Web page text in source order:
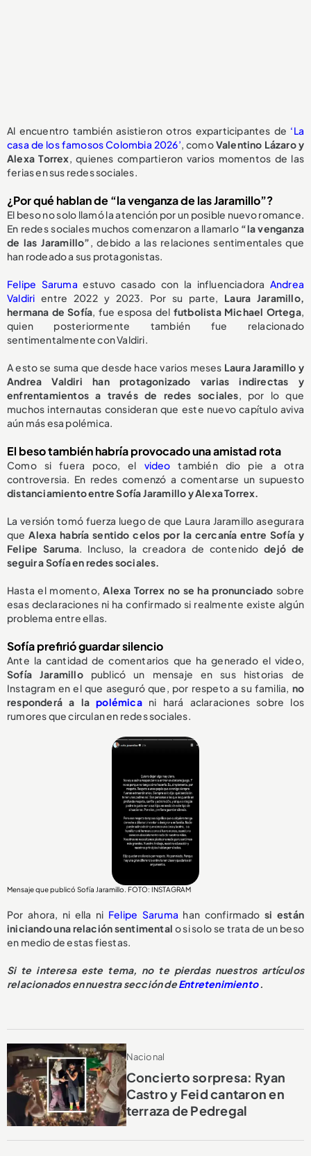
Al encuentro también asistieron otros exparticipantes de ‘La
casa de los famosos Colombia 2026’, comoValentino Lázaro y
Alexa Torrex, quienes compartieron varios momentos de las
ferias en sus redes sociales.
¿Por qué hablan de “la venganza de las Jaramillo”?
El beso no solo llamó la atención por un posible nuevo romance.
En redes sociales muchos comenzaron a llamarlo “la venganza
de las Jaramillo”, debido a las relaciones sentimentales que
han rodeado a sus protagonistas.
Felipe Saruma estuvo casado con la influenciadora Andrea
Valdiri entre 2022 y 2023. Por su parte, Laura Jaramillo,
hermana de Sofía, fue esposa del futbolista Michael Ortega,
quien posteriormente también fue relacionado
sentimentalmente con Valdiri.
A esto se suma que desde hace varios meses Laura Jaramillo y
Andrea Valdiri han protagonizado varias indirectas y
enfrentamientos a través de redes sociales, por lo que
muchos internautas consideran que este nuevo capítulo aviva
aún más esa polémica.
El beso también habría provocado una amistad rota
Como si fuera poco, el videotambién dio pie a otra
controversia. En redes comenzó a comentarse un supuesto
distanciamiento entre Sofía Jaramillo y Alexa Torrex.
La versión tomó fuerza luego de que Laura Jaramillo asegurara
queAlexa habría sentido celos por la cercanía entre Sofía y
Felipe Saruma. Incluso, la creadora de contenidodejó de
seguir a Sofía en redes sociales.
Hasta el momento,Alexa Torrex no se ha pronunciado sobre
esas declaraciones ni ha confirmado si realmente existe algún
problema entre ellas.
Sofía prefirió guardar silencio
Ante la cantidad de comentarios que ha generado el video,
Sofía Jaramillopublicó un mensaje en sus historias de
Instagram en el que aseguró que, por respeto a su familia, no
responderá a lapolémica ni hará aclaraciones sobre los
rumores que circulan en redes sociales.
Mensaje que publicó Sofía Jaramillo. FOTO: INSTAGRAM
Por ahora, ni ella ni Felipe Saruma han confirmadosi están
iniciando una relación sentimental o si solo se trata de un beso
en medio de estas fiestas.
Si te interesa este tema, no te pierdas nuestros artículos
relacionados en nuestra sección deEntretenimiento.
Nacional
Concierto sorpresa: Ryan
Castro y Feid cantaron en
terraza de Pedregal